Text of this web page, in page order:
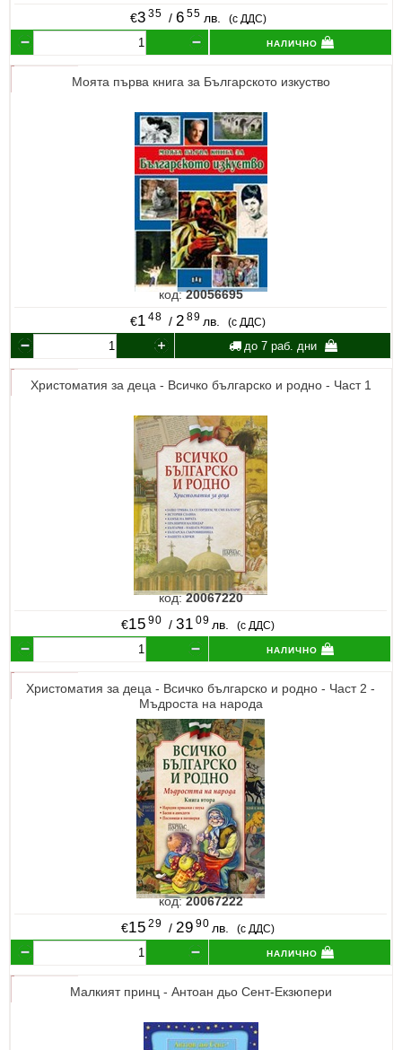
€3 35 /6 55 лв. (с ДДС)
налично
Моята първа книга за Българското изкуство
код:20056695
€1 48 / 2 89 лв. (с ДДС)
до 7 раб. дни
Христоматия за деца - Всичко българско и родно - Част 1
код:20067220
€15 90 / 31 09 лв. (с ДДС)
налично
Христоматия за деца - Всичко българско и родно - Част 2 -
Мъдроста на народа
код:20067222
€15 29 / 29 90 лв. (с ДДС)
налично
Малкият принц - Антоан дьо Сент-Екзюпери